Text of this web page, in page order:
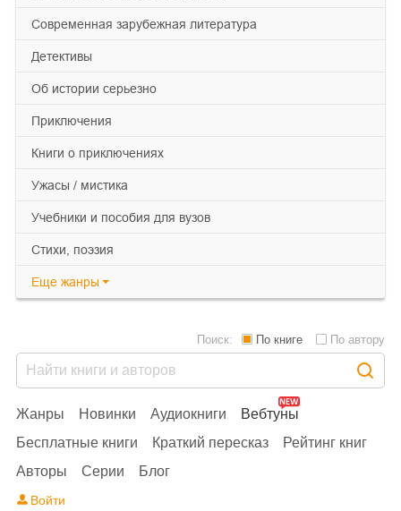
современная зарубежная литература
детективы
об истории серьезно
приключения
книги о приключениях
ужасы / мистика
учебники и пособия для вузов
cтихи, поэзия
Еще жанры
Жанры Новинки Аудиокниги
Вебтуны
Бесплатные книги
Краткий пересказ
Рейтинг книг
Авторы
Серии Блог
Поиск: По книге По автору
Войти